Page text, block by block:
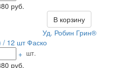
руб.
В корзину
Уд. Робин Грин®
/ 12 шт Фаско
+ шт.
руб.